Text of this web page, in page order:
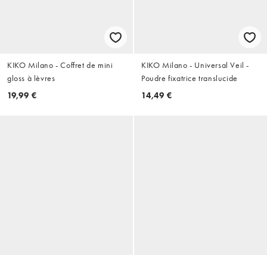
KIKO Milano - Coffret de mini
gloss à lèvres
19,99 €
KIKO Milano - Universal Veil -
Poudre fixatrice translucide
14,49 €